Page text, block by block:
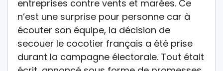
entreprises contre vents et marées. Ce
n’est une surprise pour personne car à
écouter son équipe, la décision de
secouer le cocotier français a été prise
durant la campagne électorale. Tout était